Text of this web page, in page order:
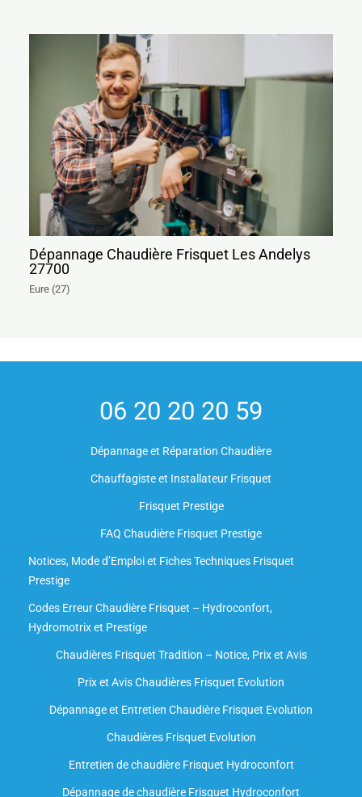
Dépannage Chaudière Frisquet Les Andelys
27700
Eure (27)
06 20 20 20 59
Dépannage et Réparation Chaudière
Chauffagiste et Installateur Frisquet
Frisquet Prestige
FAQ Chaudière Frisquet Prestige
Notices, Mode d’Emploi et Fiches Techniques Frisquet
Prestige
Codes Erreur Chaudière Frisquet – Hydroconfort,
Hydromotrix et Prestige
Chaudières Frisquet Tradition – Notice, Prix et Avis
Prix et Avis Chaudières Frisquet Evolution
Dépannage et Entretien Chaudière Frisquet Evolution​
Chaudières Frisquet Evolution
Entretien de chaudière Frisquet Hydroconfort
Dépannage de chaudière Frisquet Hydroconfort